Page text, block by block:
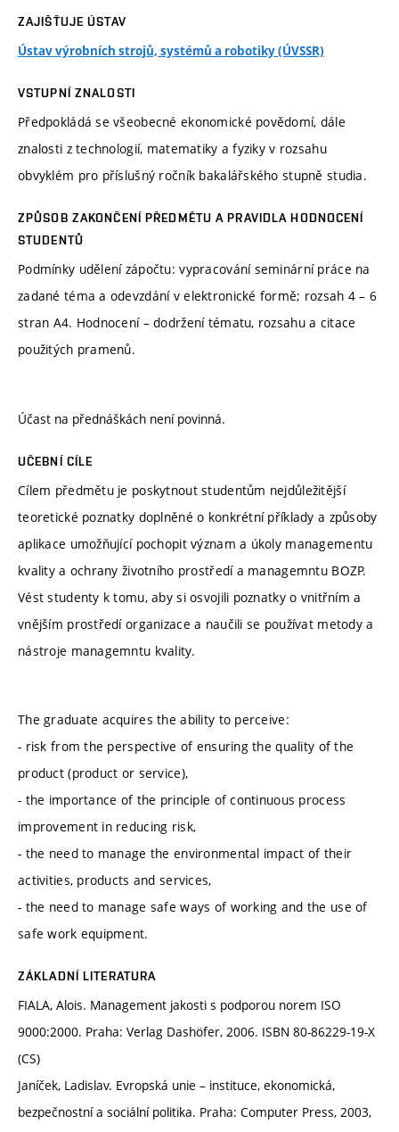
ZAJIŠŤUJE ÚSTAV
Ústav výrobních strojů, systémů a robotiky (ÚVSSR)
VSTUPNÍ ZNALOSTI
Předpokládá se všeobecné ekonomické povědomí, dále
znalosti z technologií, matematiky a fyziky v rozsahu
obvyklém pro příslušný ročník bakalářského stupně studia.
ZPŮSOB ZAKONČENÍ PŘEDMĚTU A PRAVIDLA HODNOCENÍ
STUDENTŮ
Podmínky udělení zápočtu: vypracování seminární práce na
zadané téma a odevzdání v elektronické formě; rozsah 4 – 6
stran A4. Hodnocení – dodržení tématu, rozsahu a citace
použitých pramenů.
Účast na přednáškách není povinná.
UČEBNÍ CÍLE
Cílem předmětu je poskytnout studentům nejdůležitější
teoretické poznatky doplněné o konkrétní příklady a způsoby
aplikace umožňující pochopit význam a úkoly managementu
kvality a ochrany životního prostředí a managemntu BOZP.
Vést studenty k tomu, aby si osvojili poznatky o vnitřním a
vnějším prostředí organizace a naučili se používat metody a
nástroje managemntu kvality.
The graduate acquires the ability to perceive:
- risk from the perspective of ensuring the quality of the
product (product or service),
- the importance of the principle of continuous process
improvement in reducing risk,
- the need to manage the environmental impact of their
activities, products and services,
- the need to manage safe ways of working and the use of
safe work equipment.
ZÁKLADNÍ LITERATURA
FIALA, Alois. Management jakosti s podporou norem ISO
9000:2000. Praha: Verlag Dashöfer, 2006. ISBN 80-86229-19-X
(CS)
Janíček, Ladislav. Evropská unie – instituce, ekonomická,
bezpečnostní a sociální politika. Praha: Computer Press, 2003,